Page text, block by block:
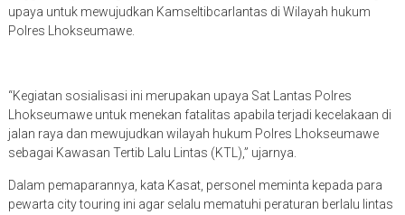
upaya untuk mewujudkan Kamseltibcarlantas di Wilayah hukum
Polres Lhokseumawe.
“Kegiatan sosialisasi ini merupakan upaya Sat Lantas Polres
Lhokseumawe untuk menekan fatalitas apabila terjadi kecelakaan di
jalan raya dan mewujudkan wilayah hukum Polres Lhokseumawe
sebagai Kawasan Tertib Lalu Lintas (KTL),” ujarnya.
Dalam pemaparannya, kata Kasat, personel meminta kepada para
pewarta city touring ini agar selalu mematuhi peraturan berlalu lintas